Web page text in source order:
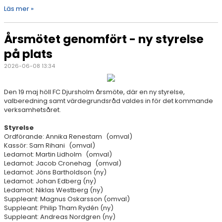
Läs mer »
Årsmötet genomfört - ny styrelse
på plats
2026-06-08 13:34
Den 19 maj höll FC Djursholm årsmöte, där en ny styrelse,
valberedning samt värdegrundsråd valdes in för det kommande
verksamhetsåret.
Styrelse
Ordförande: Annika Renestam (omval)
Kassör: Sam Rihani (omval)
Ledamot: Martin Lidholm (omval)
Ledamot: Jacob Cronehag (omval)
Ledamot: Jöns Bartholdson (ny)
Ledamot: Johan Edberg (ny)
Ledamot: Niklas Westberg (ny)
Suppleant: Magnus Oskarsson (omval)
Suppleant: Philip Tham Rydén (ny)
Suppleant: Andreas Nordgren (ny)